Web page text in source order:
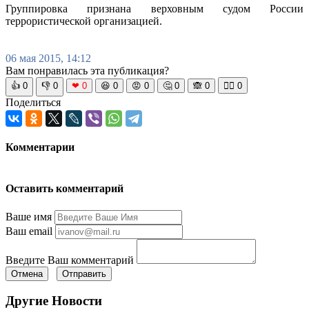
Группировка признана верховным судом России
террористической организацией.
06 мая 2015, 14:12
Вам понравилась эта публикация?
👍 0 👎 0 ❤ 0 😆 0 😡 0 🤔 0 🙈 0 🧘‍♀️ 0
Поделиться
Комментарии
Оставить комментарий
Ваше имя
Ваш email
Введите Ваш комментарий
Отмена Отправить
Другие Новости